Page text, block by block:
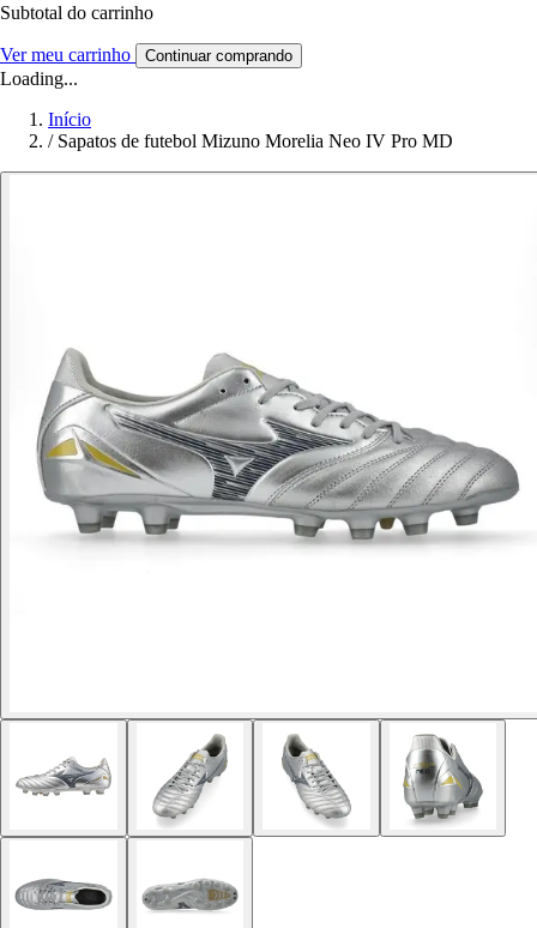
Subtotal do carrinho
Ver meu carrinho Continuar comprando
Loading...
Início
/ Sapatos de futebol Mizuno Morelia Neo IV Pro MD